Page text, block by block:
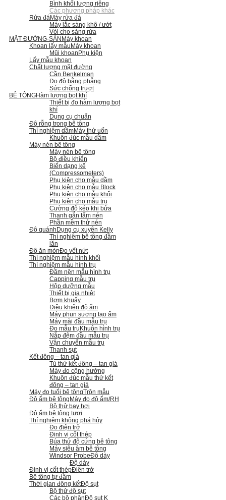
Bình khối lượng riêng
Các phương pháp khác
Rửa đáMáy rửa đá
Máy lắc sàng khô / ướt
Vòi cho sàng rửa
MẶT ĐƯỜNG-SÀN Máy khoan
Khoan lấy mẫu Máy khoan
Mũi khoan Phụ kiện
Lấy mẫu khoan
Chất lượng mặt đường
Cần Benkelman
Đo độ bằng phẳng
Sức chống trượt
BÊ TÔNGHàm lượng bọt khí
Thiết bị đo hàm lượng bọt
khí
Dụng cụ chuẩn
Độ rỗng trong bê tông
Thí nghiệm dầmMáy thử uốn
Khuôn đúc mẫu dầm
Máy nén bê tông
Máy nén bê tông
Bộ điều khiển
Biến dạng kế
(Compressometers)
Phụ kiện cho mẫu dầm
Phụ kiện cho mẫu Block
Phụ kiện cho mẫu khối
Phụ kiện cho mẫu trụ
Cường độ kéo khi bửa
Thanh gắn tấm nén
Phần mềm thử nén
Độ quánh Dụng cụ xuyên Kelly
Thí nghiệm bê tông đầm
lăn
Độ ăn mònĐo vết nứt
Thí nghiệm mẫu hình khối
Thí nghiệm mẫu hình trụ
Đầm nện mẫu hình trụ
Capping mẫu trụ
Hộp dưỡng mẫu
Thiết bị gia nhiệt
Bơm khuấy
Điều khiển độ ẩm
Máy phun sương tạo ẩm
Máy mài đầu mẫu trụ
Đo mẫu trụ Khuôn hình trụ
Nắp đệm đầu mẫu trụ
Vận chuyển mẫu trụ
Thanh sụt
Kết đông – tan giá
Tủ thử kết đông – tan giá
Máy đo cộng hưởng
Khuôn đúc mẫu thử kết
đông – tan giá
Máy đo tuổi bê tôngTrộn mẫu
Độ ẩm bê tông Máy đo độ ẩm/RH
Bộ thử bay hơi
Độ ẩm bê tông tươi
Thí nghiệm không phá hủy
Đo điện trở
Định vị cốt thép
Búa thử độ cứng bê tông
Máy siêu âm bê tông
Windsor ProbeĐộ dày
Độ dày
Định vị cốt thépĐiện trở
Bê tông tự đầm
Thời gian đông kếtĐộ sụt
Bộ thử độ sụt
Các bộ phậnĐộ sụt K